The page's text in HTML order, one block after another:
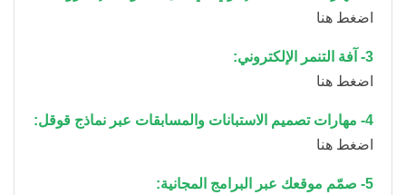
اضغط هنا
3- آفة التنمر الإلكتروني:
اضغط هنا
4- مهارات تصميم الاستبانات والمسابقات عبر نماذج قوقل:
اضغط هنا
5- صمّم موقعك عبر البرامج المجانية: